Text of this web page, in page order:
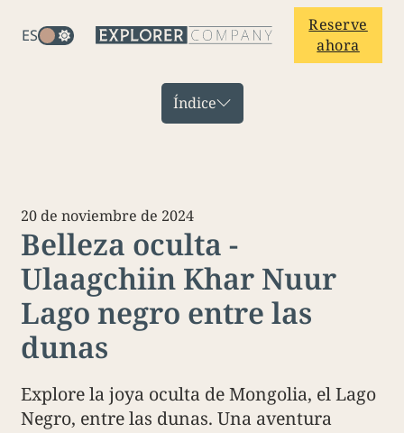
ES
Reserve
ahora
Índice
Belleza oculta -
Ulaagchiin Khar Nuur
Lago negro entre las
dunas
20 de noviembre de 2024
Explore la joya oculta de Mongolia, el Lago
Negro, entre las dunas. Una aventura